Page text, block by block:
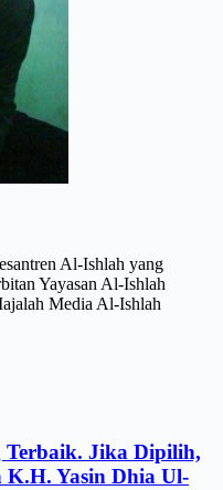
Al-Ishlah yang
Yayasan Al-Ishlah
Media Al-Ishlah
Jika Dipilih,
K.H. Yasin Dhia Ul-